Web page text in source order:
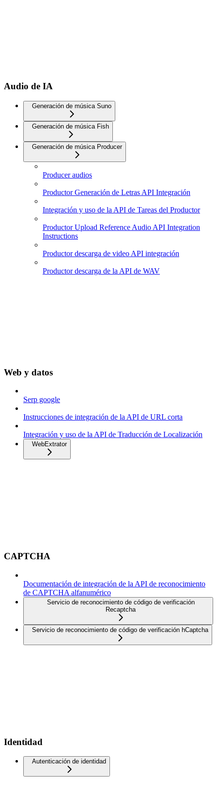
Audio de IA
Generación de música Suno
Generación de música Fish
Generación de música Producer
Producer audios
Productor Generación de Letras API Integración
Integración y uso de la API de Tareas del Productor
Productor Upload Reference Audio API Integration
Instructions
Productor descarga de video API integración
Productor descarga de la API de WAV
Web y datos
Serp google
Instrucciones de integración de la API de URL corta
Integración y uso de la API de Traducción de Localización
WebExtrator
CAPTCHA
Documentación de integración de la API de reconocimiento
de CAPTCHA alfanumérico
Servicio de reconocimiento de código de verificación
Recaptcha
Servicio de reconocimiento de código de verificación hCaptcha
Identidad
Autenticación de identidad